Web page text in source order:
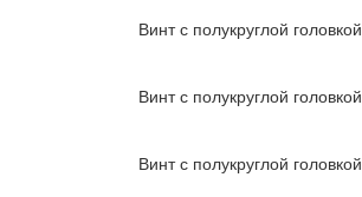
Винт с полукруглой головкой
Винт с полукруглой головкой
Винт с полукруглой головкой